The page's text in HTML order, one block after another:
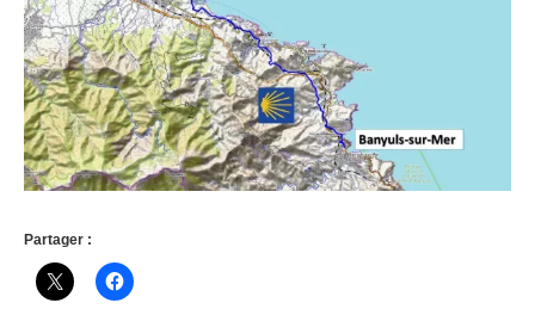
Partager :